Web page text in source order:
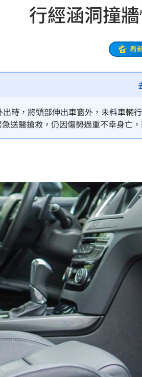
行經涵洞撞
看
時，將頭部伸出車窗外，未料車輛
送醫搶救，仍因傷勢過重不幸身亡